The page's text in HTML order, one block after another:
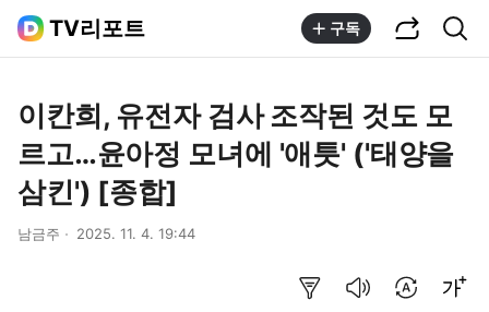
TV리포트 구독
이칸희, 유전자 검사 조작된 것도 모
르고…윤아정 모녀에 '애틋' ('태양을
삼킨') [종합]
남금주 2025. 11. 4. 19:44